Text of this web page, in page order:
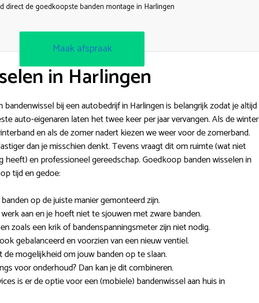
direct de goedkoopste banden montage in Harlingen
Maak afspraak
in Harlingen
bandenwissel bij een autobedrijf in Harlingen is belangrijk zodat je altijd
auto-eigenaren laten het twee keer per jaar vervangen. Als de winter
en als de zomer nadert kiezen we weer voor de zomerband.
dan je misschien denkt. Tevens vraagt dit om ruimte (wat niet
heeft) en professioneel gereedschap. Goedkoop banden wisselen in
tijd en gedoe:
op de juiste manier gemonteerd zijn.
aan en je hoeft niet te sjouwen met zware banden.
zoals een krik of bandenspanningsmeter zijn niet nodig.
gebalanceerd en voorzien van een nieuw ventiel.
de mogelijkheid om jouw banden op te slaan.
voor onderhoud? Dan kan je dit combineren.
is er de optie voor een (mobiele) bandenwissel aan huis in